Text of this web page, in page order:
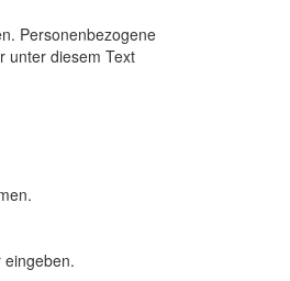
Personenbezogene
unter diesem Text